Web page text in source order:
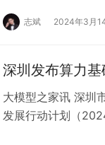
志斌 2024年3月
深圳发布算力
大模型之家讯 深圳
发展行动计划（